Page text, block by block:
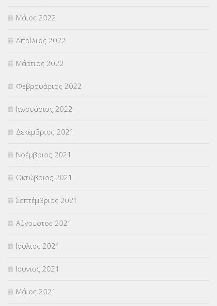
Μάιος 2022
Απρίλιος 2022
Μάρτιος 2022
Φεβρουάριος 2022
Ιανουάριος 2022
Δεκέμβριος 2021
Νοέμβριος 2021
Οκτώβριος 2021
Σεπτέμβριος 2021
Αύγουστος 2021
Ιούλιος 2021
Ιούνιος 2021
Μάιος 2021